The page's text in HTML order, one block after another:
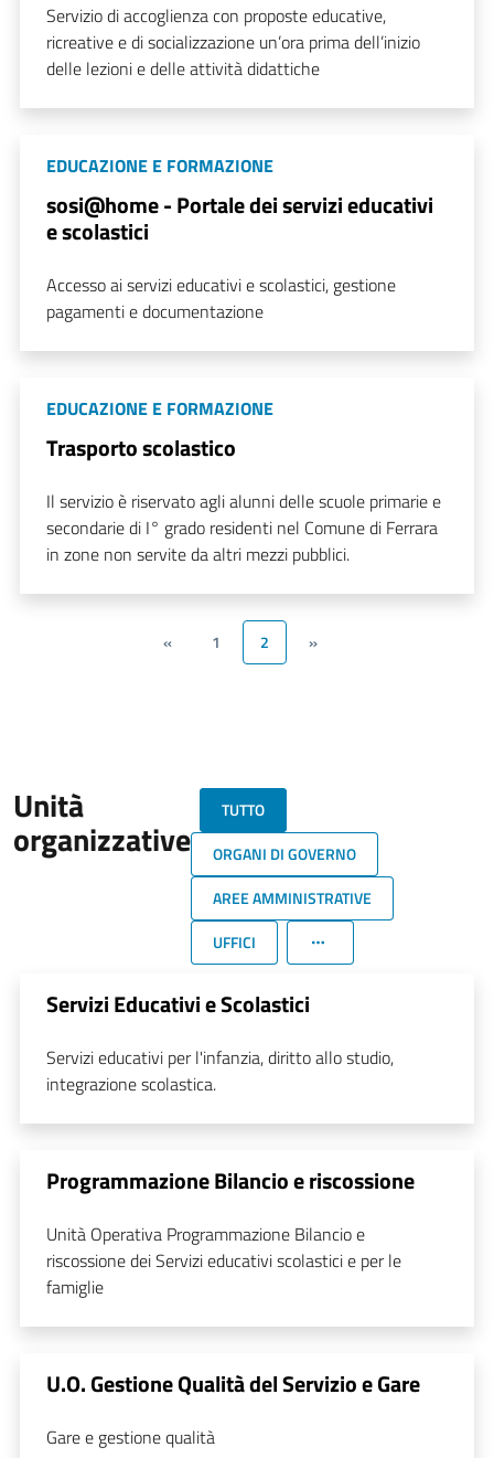
Servizio di accoglienza con proposte educative,
ricreative e di socializzazione un’ora prima dell’inizio
delle lezioni e delle attività didattiche
EDUCAZIONE E FORMAZIONE
sosi@home - Portale dei servizi educativi
e scolastici
Accesso ai servizi educativi e scolastici, gestione
pagamenti e documentazione
EDUCAZIONE E FORMAZIONE
Trasporto scolastico
Il servizio è riservato agli alunni delle scuole primarie e
secondarie di I° grado residenti nel Comune di Ferrara
in zone non servite da altri mezzi pubblici.
« 1 2 »
Unità
organizzative
TUTTO
ORGANI DI GOVERNO
AREE AMMINISTRATIVE
UFFICI
Servizi Educativi e Scolastici
Servizi educativi per l'infanzia, diritto allo studio,
integrazione scolastica.
Programmazione Bilancio e riscossione
Unità Operativa Programmazione Bilancio e
riscossione dei Servizi educativi scolastici e per le
famiglie
U.O. Gestione Qualità del Servizio e Gare
Gare e gestione qualità